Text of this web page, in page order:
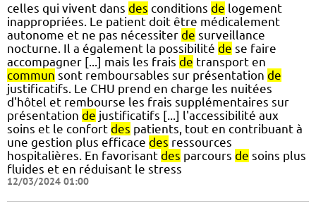
celles qui vivent dans des conditions de logement
inappropriées. Le patient doit être médicalement
autonome et ne pas nécessiter de surveillance
nocturne. Il a également la possibilité de se faire
accompagner [...] mais les frais de transport en
commun sont remboursables sur présentation de
justificatifs. Le CHU prend en charge les nuitées
d'hôtel et rembourse les frais supplémentaires sur
présentation de justificatifs [...] l'accessibilité aux
soins et le confort des patients, tout en contribuant à
une gestion plus efficace des ressources
hospitalières. En favorisant des parcours de soins plus
fluides et en réduisant le stress
12/03/2024 01:00